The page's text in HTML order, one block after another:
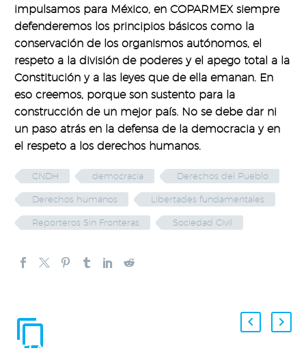
impulsamos para México, en COPARMEX siempre
defenderemos los principios básicos como la
conservación de los organismos autónomos, el
respeto a la división de poderes y el apego total a la
Constitución y a las leyes que de ella emanan. En
eso creemos, porque son sustento para la
construcción de un mejor país. No se debe dar ni
un paso atrás en la defensa de la democracia y en
el respeto a los derechos humanos.
CNDH democracia Derechos del Pueblo
Derechos humanos Libertades fundamentales
Reporteros Sin Fronteras Sociedad Civil
RELACIONADAS